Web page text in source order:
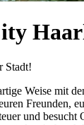
Weise mit
Freunden,
und besucht